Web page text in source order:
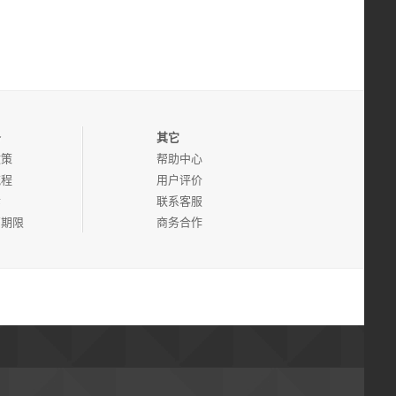
限
其它
帮助中心
用户评价
联系客服
商务合作